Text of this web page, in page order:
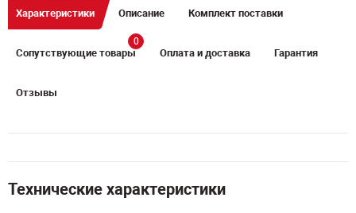
Характеристики Описание Комплект поставки
Сопутствующие товары
0
Оплата и доставка Гарантия
Отзывы
Технические характеристики